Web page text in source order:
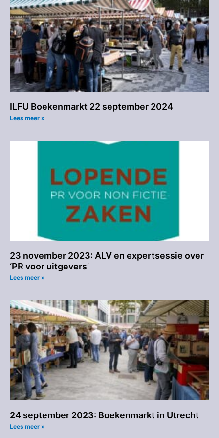
ILFU Boekenmarkt 22 september 2024
Lees meer »
23 november 2023: ALV en expertsessie over
‘PR voor uitgevers’
Lees meer »
24 september 2023: Boekenmarkt in Utrecht
Lees meer »